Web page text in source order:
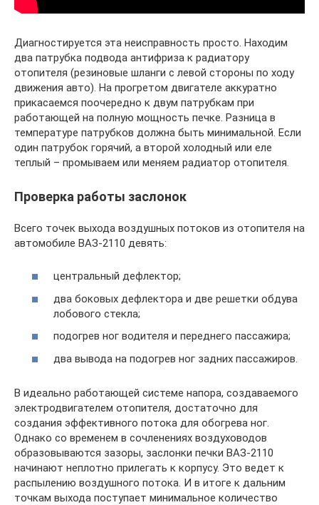
Диагностируется эта неисправность просто. Находим
два патрубка подвода антифриза к радиатору
отопителя (резиновые шланги с левой стороны по ходу
движения авто). На прогретом двигателе аккуратно
прикасаемся поочередно к двум патрубкам при
работающей на полную мощность печке. Разница в
температуре патрубков должна быть минимальной. Если
один патрубок горячий, а второй холодный или еле
теплый – промываем или меняем радиатор отопителя.
Проверка работы заслонок
Всего точек выхода воздушных потоков из отопителя на
автомобиле ВАЗ-2110 девять:
центральный дефлектор;
два боковых дефлектора и две решетки обдува
лобового стекла;
подогрев ног водителя и переднего пассажира;
два вывода на подогрев ног задних пассажиров.
В идеально работающей системе напора, создаваемого
электродвигателем отопителя, достаточно для
создания эффективного потока для обогрева ног.
Однако со временем в сочленениях воздуховодов
образовываются зазоры, заслонки печки ВАЗ-2110
начинают неплотно прилегать к корпусу. Это ведет к
распылению воздушного потока. И в итоге к дальним
точкам выхода поступает минимальное количество